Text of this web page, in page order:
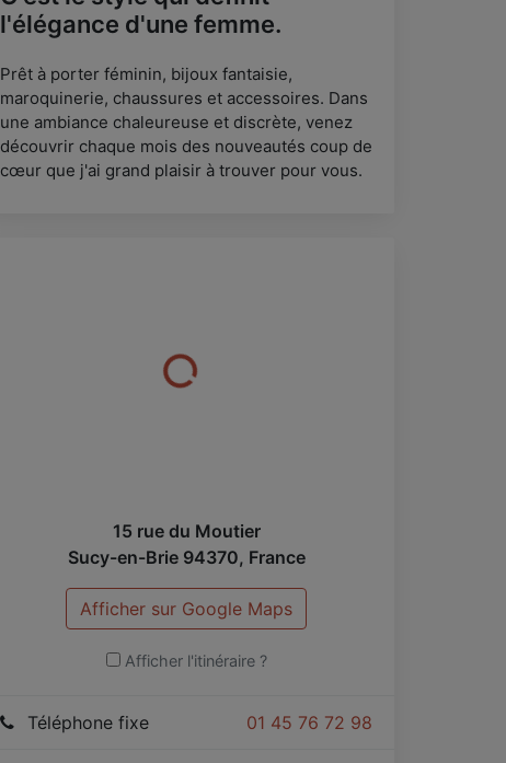
l'élégance d'une femme.
Prêt à porter féminin, bijoux fantaisie,
maroquinerie, chaussures et accessoires. Dans
une ambiance chaleureuse et discrète, venez
découvrir chaque mois des nouveautés coup de
cœur que j'ai grand plaisir à trouver pour vous.
15 rue du Moutier
Sucy-en-Brie 94370, France
Afficher sur Google Maps
Afficher l'itinéraire ?
01 45 76 72 98
Téléphone fixe